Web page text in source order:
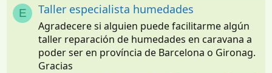
E Taller especialista humedades
Agradecere si alguien puede facilitarme algún
taller reparación de humedades en caravana a
poder ser en província de Barcelona o Gironag.
Gracias